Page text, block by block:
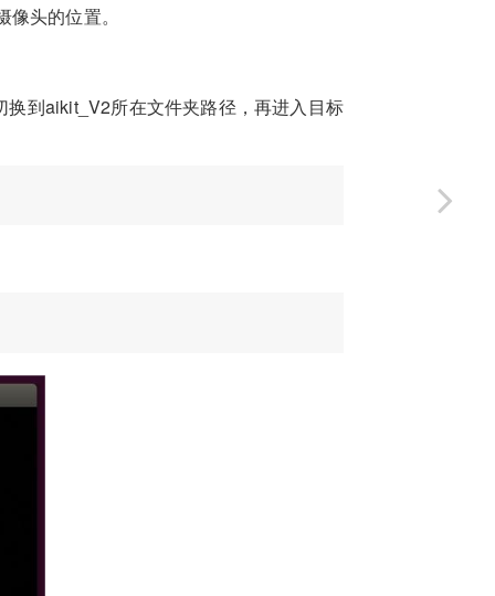
头的位置。
到aikit_V2所在文件夹路径，再进入目标